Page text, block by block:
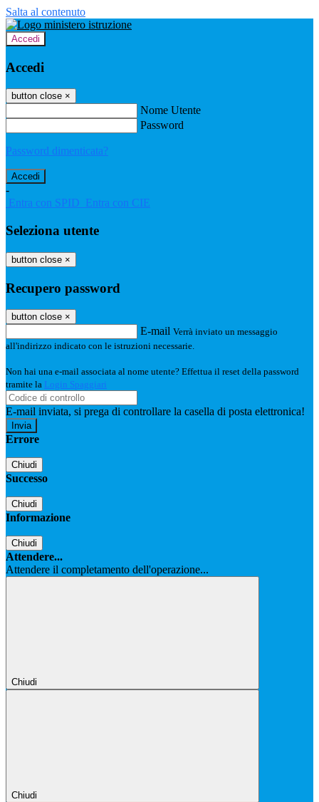
Salta al contenuto
Accedi
Accedi
button close ×
Nome Utente
Password
Password dimenticata?
-
Entra con SPID Entra con CIE
Seleziona utente
button close ×
Recupero password
button close ×
E-mail Verrà inviato un messaggio
all'indirizzo indicato con le istruzioni necessarie.
Non hai una e-mail associata al nome utente? Effettua il reset della password
tramite la Login Spaggiari
E-mail inviata, si prega di controllare la casella di posta elettronica!
Errore
Chiudi
Successo
Chiudi
Informazione
Chiudi
Attendere...
Attendere il completamento dell'operazione...
Chiudi
Chiudi